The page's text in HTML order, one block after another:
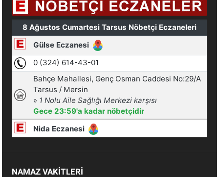
NAMAZ VAKİTLERİ